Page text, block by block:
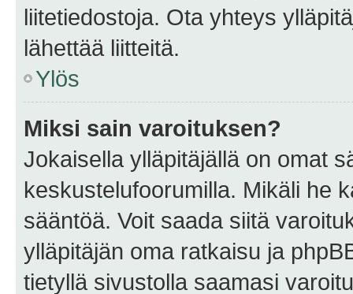
liitetiedostoja. Ota yhteys
lähettää liitteitä.
Ylös
Miksi sain varoituksen?
Jokaisella ylläpitäjällä on omat
keskustelufoorumilla. Mikäli he
sääntöä. Voit saada siitä
ylläpitäjän oma ratkaisu ja
tietyllä sivustolla saamasi